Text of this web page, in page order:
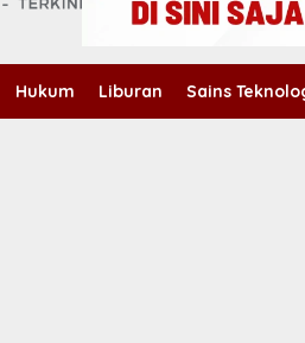
Hukum Liburan Sains